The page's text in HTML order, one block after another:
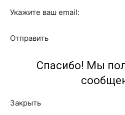
Укажите ваш email:
Отправить
Спасибо! Мы
Закрыть